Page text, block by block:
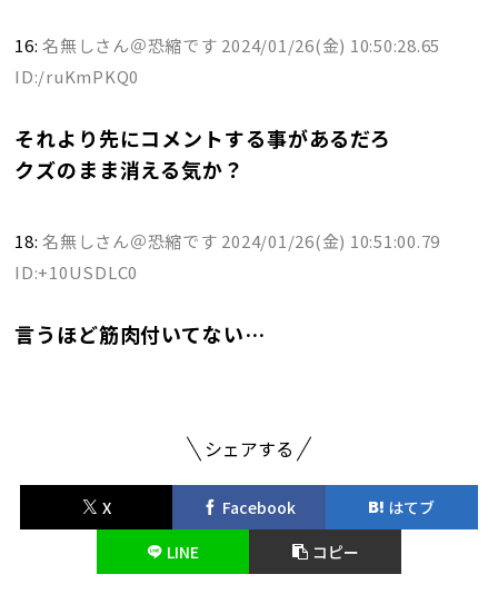
16: 名無しさん＠恐縮です 2024/01/26(金) 10:50:28.65
ID:/ruKmPKQ0
それより先にコメントする事があるだろ
クズのまま消える気か？
18: 名無しさん＠恐縮です 2024/01/26(金) 10:51:00.79
ID:+10USDLC0
言うほど筋肉付いてない…
シェアする
X Facebook
はてブ
LINE
コピー